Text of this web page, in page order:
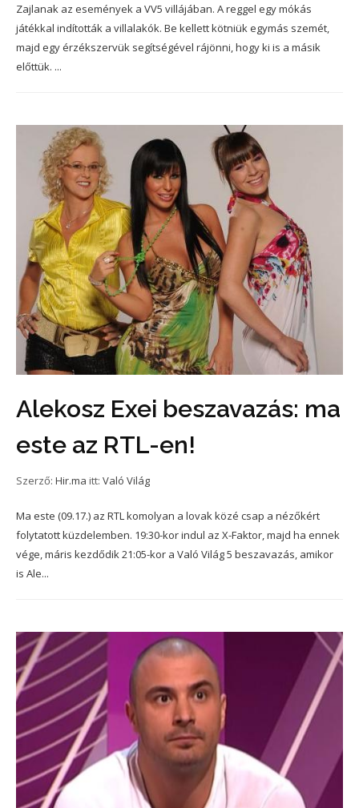
Zajlanak az események a VV5 villájában. A reggel egy mókás
játékkal indították a villalakók. Be kellett kötniük egymás szemét,
majd egy érzékszervük segítségével rájönni, hogy ki is a másik
előttük. ...
Alekosz Exei beszavazás: ma
este az RTL-en!
Szerző: Hir.ma itt: Való Világ
Ma este (09.17.) az RTL komolyan a lovak közé csap a nézőkért
folytatott küzdelemben. 19:30-kor indul az X-Faktor, majd ha ennek
vége, máris kezdődik 21:05-kor a Való Világ 5 beszavazás, amikor
is Ale...